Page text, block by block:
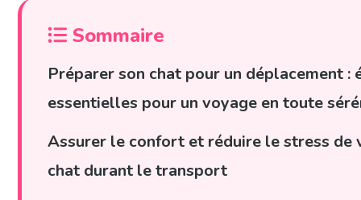
Sommaire
Préparer son chat pour un déplacement :
essentielles pour un voyage en toute
Assurer le confort et réduire le stress de
chat durant le transport